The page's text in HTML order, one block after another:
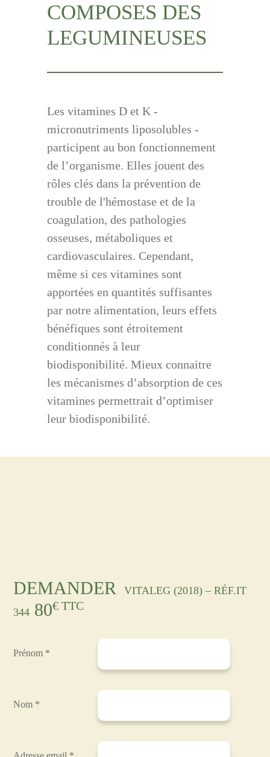
COMPOSES DES
LEGUMINEUSES
Les vitamines D et K -
micronutriments liposolubles -
participent au bon fonctionnement
de l’organisme. Elles jouent des
rôles clés dans la prévention de
trouble de l'hémostase et de la
coagulation, des pathologies
osseuses, métaboliques et
cardiovasculaires. Cependant,
même si ces vitamines sont
apportées en quantités suffisantes
par notre alimentation, leurs effets
bénéfiques sont étroitement
conditionnés à leur
biodisponibilité. Mieux connaitre
les mécanismes d’absorption de ces
vitamines permettrait d’optimiser
leur biodisponibilité.
DEMANDER
VITALEG (2018) – RÉF.IT
344 80€ TTC
Prénom *
Nom *